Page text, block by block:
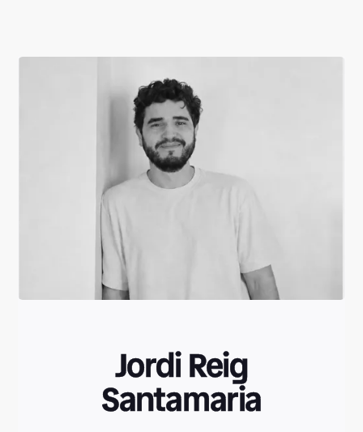
Jordi Reig
Santamaria